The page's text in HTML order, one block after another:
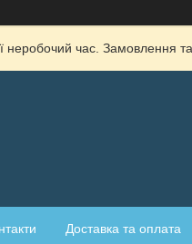
неробочий час. Замовлення
Доставка та оплата